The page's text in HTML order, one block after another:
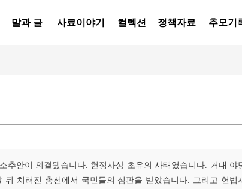
말과 글 사료이야기 컬렉션 정책자료 추모기
추안이 의결됐습니다. 헌정사상 초유의 사태였습니다. 거대 야
뒤 치러진 총선에서 국민들의 심판을 받았습니다. 그리고 헌법